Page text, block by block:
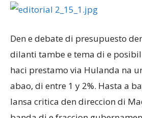
Noticia
Aruba
Den e debate di presupuesto
dilanti tambe e tema di e
haci prestamo via Hulanda na
abao, di entre 1 y 2%. Hasta a
lansa critica den direccion di